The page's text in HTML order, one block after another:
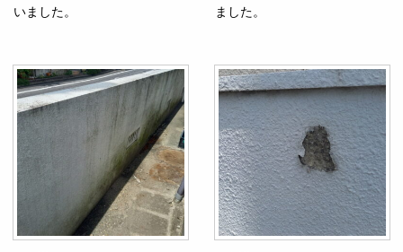
いました。
ました。